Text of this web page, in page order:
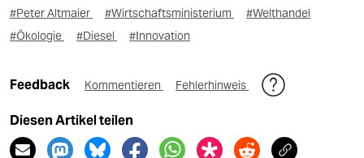
#Peter Altmaier #Wirtschaftsministerium
#Welthandel
#Ökologie
#Diesel #Innovation
Feedback Kommentieren Fehlerhinweis
Diesen Artikel teilen